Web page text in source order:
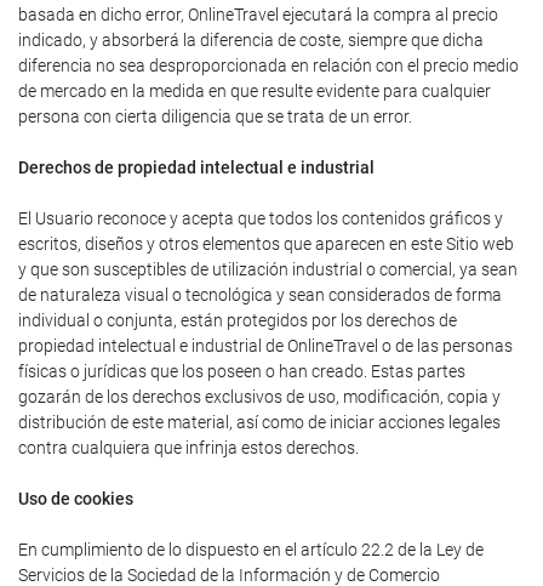
basada en dicho error, OnlineTravel ejecutará la compra al precio
indicado, y absorberá la diferencia de coste, siempre que dicha
diferencia no sea desproporcionada en relación con el precio medio
de mercado en la medida en que resulte evidente para cualquier
persona con cierta diligencia que se trata de un error.
Derechos de propiedad intelectual e industrial
El Usuario reconoce y acepta que todos los contenidos gráficos y
escritos, diseños y otros elementos que aparecen en este Sitio web
y que son susceptibles de utilización industrial o comercial, ya sean
de naturaleza visual o tecnológica y sean considerados de forma
individual o conjunta, están protegidos por los derechos de
propiedad intelectual e industrial de OnlineTravel o de las personas
físicas o jurídicas que los poseen o han creado. Estas partes
gozarán de los derechos exclusivos de uso, modificación, copia y
distribución de este material, así como de iniciar acciones legales
contra cualquiera que infrinja estos derechos.
Uso de cookies
En cumplimiento de lo dispuesto en el artículo 22.2 de la Ley de
Servicios de la Sociedad de la Información y de Comercio